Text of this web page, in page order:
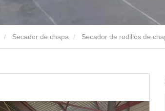
Secador de chapa Secador de rodillos de